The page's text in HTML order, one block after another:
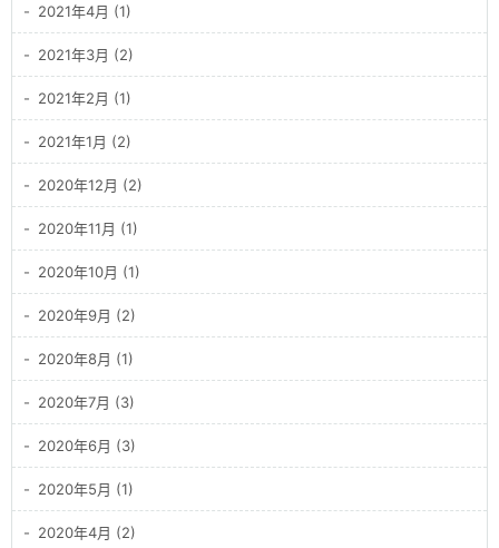
2021年4月 (1)
2021年3月 (2)
2021年2月 (1)
2021年1月 (2)
2020年12月 (2)
2020年11月 (1)
2020年10月 (1)
2020年9月 (2)
2020年8月 (1)
2020年7月 (3)
2020年6月 (3)
2020年5月 (1)
2020年4月 (2)